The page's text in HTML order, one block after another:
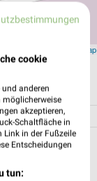
OpenStreetMap
cookie
anderen
möglicherweise
akzeptieren,
Schaltfläche in
Link in der Fußzeile
Entscheidungen
tun: